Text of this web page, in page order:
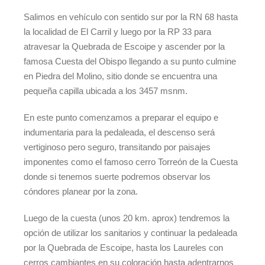
Salimos en vehículo con sentido sur por la RN 68 hasta
la localidad de El Carril y luego por la RP 33 para
atravesar la Quebrada de Escoipe y ascender por la
famosa Cuesta del Obispo llegando a su punto culmine
en Piedra del Molino, sitio donde se encuentra una
pequeña capilla ubicada a los 3457 msnm.
En este punto comenzamos a preparar el equipo e
indumentaria para la pedaleada, el descenso será
vertiginoso pero seguro, transitando por paisajes
imponentes como el famoso cerro Torreón de la Cuesta
donde si tenemos suerte podremos observar los
cóndores planear por la zona.
Luego de la cuesta (unos 20 km. aprox) tendremos la
opción de utilizar los sanitarios y continuar la pedaleada
por la Quebrada de Escoipe, hasta los Laureles con
cerros cambiantes en su coloración hasta adentrarnos